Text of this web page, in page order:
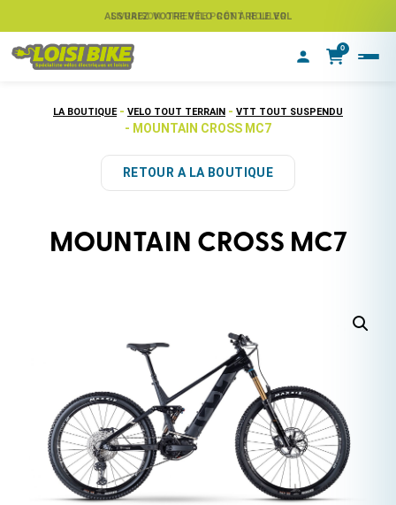
LIVRAISON OFFERTE PRÊT À ROULER
ASSUREZ VOTRE VÉLO CONTRE LE VOL
0
LA BOUTIQUE - VELO TOUT TERRAIN - VTT TOUT SUSPENDU
- MOUNTAIN CROSS MC7
RETOUR A LA BOUTIQUE
MOUNTAIN CROSS MC7